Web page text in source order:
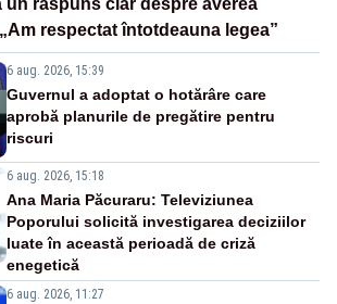
un răspuns clar despre averea
respectat întotdeauna legea”
6 aug. 2026, 15:39
Guvernul a adoptat o hotărâre care
aprobă planurile de pregătire pentru
riscuri
6 aug. 2026, 15:18
Ana Maria Păcuraru: Televiziunea
Poporului solicită investigarea deciziilor
luate în această perioadă de criză
enegetică
6 aug. 2026, 11:27